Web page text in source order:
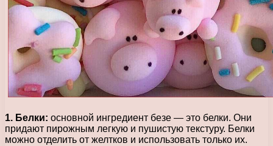
1. Белки: основной ингредиент безе — это белки. Они
придают пирожным легкую и пушистую текстуру. Белки
можно отделить от желтков и использовать только их.